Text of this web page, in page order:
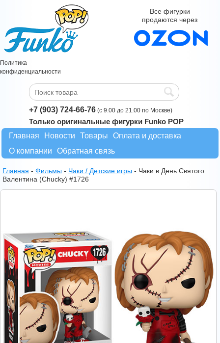
Политика
конфиденциальности
Все фигурки
продаются через
+7 (903) 724-66-76 (с 9.00 до 21.00 по Москве)
Только оригинальные фигурки Funko POP
Главная
Новости Товары
Оплата и доставка
О компании
Обратная связь
Главная - Фильмы - Чаки / Детские игры - Чаки в День Святого
Валентина (Chucky) #1726